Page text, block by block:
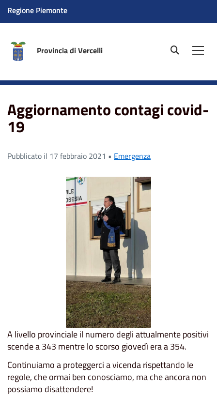
Regione Piemonte
Provincia di Vercelli site.searc
Aggiornamento contagi covid-
19
Pubblicato il 17 febbraio 2021 • Emergenza
A livello provinciale il numero degli attualmente positivi
scende a 343 mentre lo scorso giovedì era a 354.
Continuiamo a proteggerci a vicenda rispettando le
regole, che ormai ben conosciamo, ma che ancora non
possiamo disattendere!